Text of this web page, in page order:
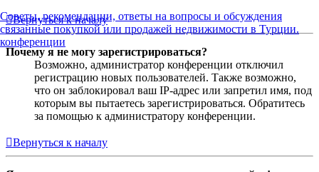
Советы, рекомендации, ответы на вопросы и обсуждения
связанные покупкой или продажей недвижимости в Турции.
конференции
Вернуться к началу
Почему я не могу зарегистрироваться?
Возможно, администратор конференции отключил
регистрацию новых пользователей. Также возможно,
что он заблокировал ваш IP-адрес или запретил имя, под
которым вы пытаетесь зарегистрироваться. Обратитесь
за помощью к администратору конференции.
Вернуться к началу